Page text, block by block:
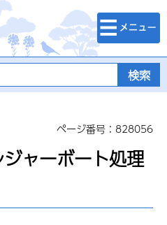
検索・メニュ
ー
ページ番号：828056
ャーボート処理